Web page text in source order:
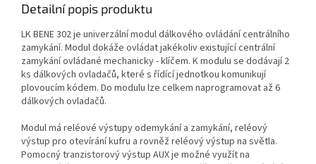
Detailní popis produktu
LK BENE 302 je univerzální modul dálkového ovládání centrálního
zamykání. Modul dokáže ovládat jakékoliv existující centrální
zamykání ovládané mechanicky - klíčem. K modulu se dodávají 2
ks dálkových ovladačů, které s řídící jednotkou komunikují
plovoucím kódem. Do modulu lze celkem naprogramovat až 6
dálkových ovladačů.
Modul má reléové výstupy odemykání a zamykání, reléový
výstup pro otevírání kufru a rovněž reléový výstup na světla.
Pomocný tranzistorový výstup AUX je možné využít na